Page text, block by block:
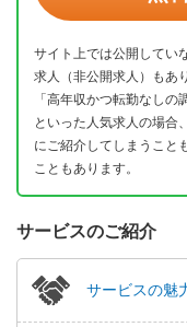
サイト上では公開してい
求人（非公開求人）もあ
「高年収かつ転勤なしの
といった人気求人の場合
にご紹介してしまうこと
こともあります。
サービスのご紹介
サービスの魅